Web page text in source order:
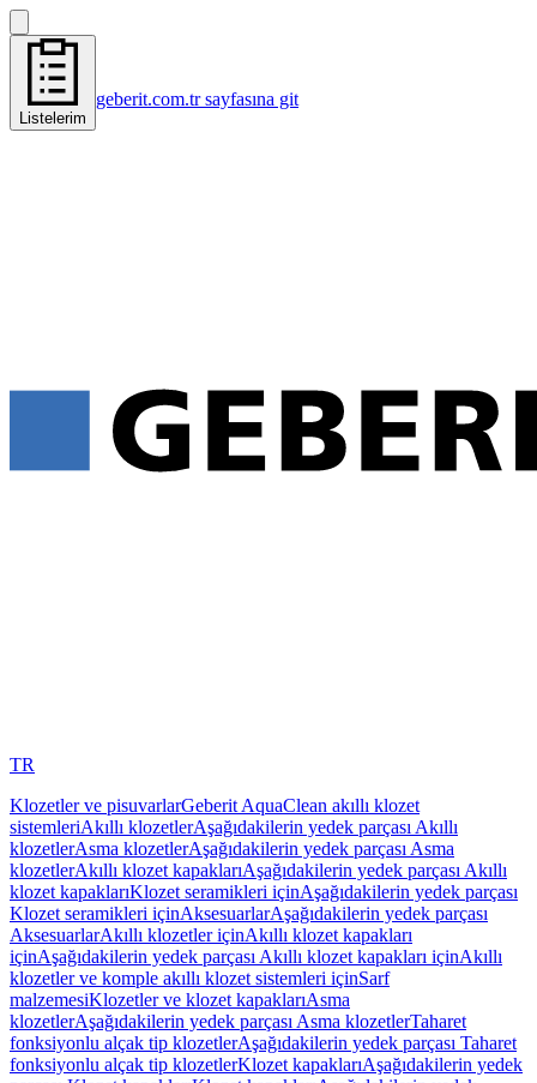
Listelerim
geberit.com.tr sayfasına git
TR
Klozetler ve pisuvarlarGeberit AquaClean akıllı klozet
sistemleriAkıllı klozetlerAşağıdakilerin yedek parçası Akıllı
klozetlerAsma klozetlerAşağıdakilerin yedek parçası Asma
klozetlerAkıllı klozet kapaklarıAşağıdakilerin yedek parçası Akıllı
klozet kapaklarıKlozet seramikleri içinAşağıdakilerin yedek parçası
Klozet seramikleri içinAksesuarlarAşağıdakilerin yedek parçası
AksesuarlarAkıllı klozetler içinAkıllı klozet kapakları
içinAşağıdakilerin yedek parçası Akıllı klozet kapakları içinAkıllı
klozetler ve komple akıllı klozet sistemleri içinSarf
malzemesiKlozetler ve klozet kapaklarıAsma
klozetlerAşağıdakilerin yedek parçası Asma klozetlerTaharet
fonksiyonlu alçak tip klozetlerAşağıdakilerin yedek parçası Taharet
fonksiyonlu alçak tip klozetlerKlozet kapaklarıAşağıdakilerin yedek